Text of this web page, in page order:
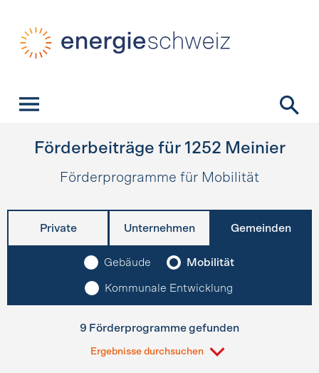
Förderbeiträge für 1252 Meinier
Förderprogramme für Mobilität
Private Unternehmen Gemeinden
Gebäude Mobilität
Kommunale Entwicklung
9 Förderprogramme gefunden
Ergebnisse durchsuchen